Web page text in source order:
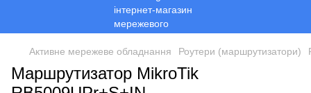
Активне мережеве обладнання Роутери (маршрутизатори)
Маршрутизатор MikroTik